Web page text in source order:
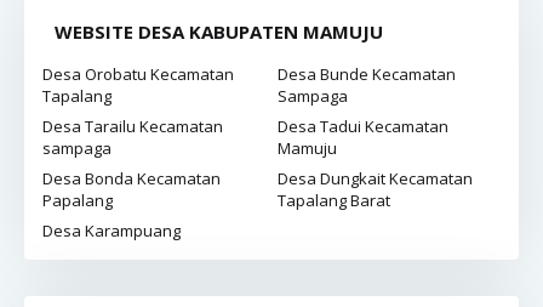
WEBSITE DESA KABUPATEN MAMUJU
Desa Orobatu Kecamatan
Tapalang
Desa Bunde Kecamatan
Sampaga
Desa Tarailu Kecamatan
sampaga
Desa Tadui Kecamatan
Mamuju
Desa Bonda Kecamatan
Papalang
Desa Dungkait Kecamatan
Tapalang Barat
Desa Karampuang